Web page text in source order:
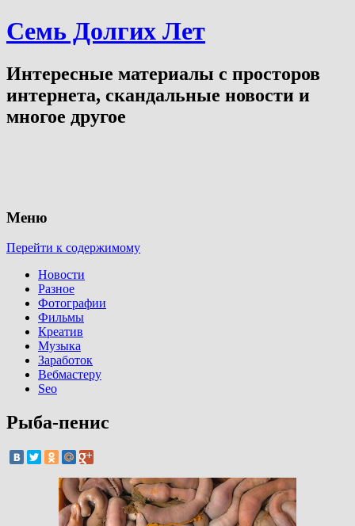
Семь Долгих Лет
Интересные материалы с просторов
интернета, скандальные новости и
многое другое
Меню
Перейти к содержимому
Новости
Разное
Фотографии
Фильмы
Креатив
Музыка
Заработок
Вебмастеру
Seo
Рыба-пенис